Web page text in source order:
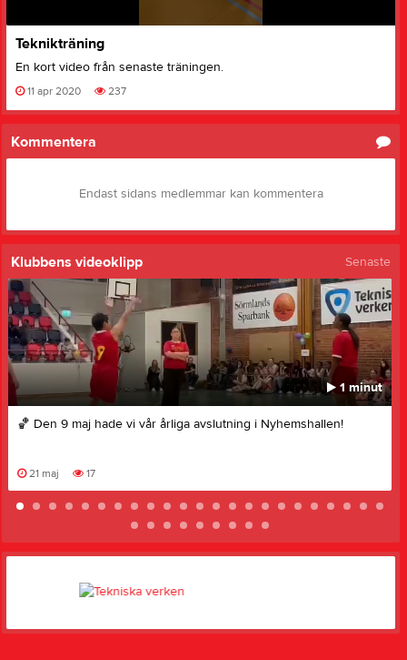
seconds
of
seconds
Teknikträning
En kort video från senaste träningen.
11 apr 2020 237
Kommentera
Endast sidans medlemmar kan kommentera
Klubbens videoklipp Senaste
1 minut
🏀 Den 9 maj hade vi vår årliga avslutning i Nyhemshallen!
21 maj 17